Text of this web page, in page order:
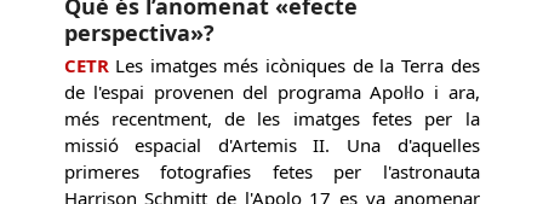
Què és l’anomenat «efecte
perspectiva»?
CETRLes imatges més icòniques de la Terra des
de l'espai provenen del programa Apol·lo i ara,
més recentment, de les imatges fetes per la
missió espacial d'Artemis II. Una d'aquelles
primeres fotografies fetes per l'astronauta
Harrison Schmitt de l'Apolo 17 es va anomenar